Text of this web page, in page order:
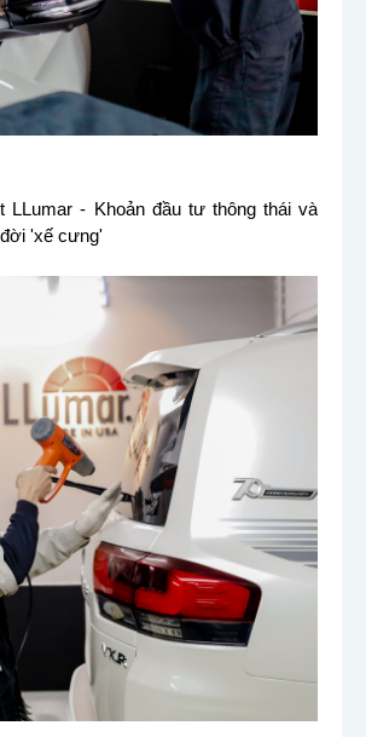
LLumar - Khoản đầu tư thông thái và
'xế cưng'